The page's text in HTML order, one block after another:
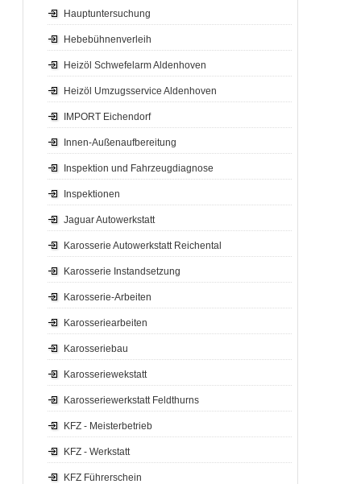
Hauptuntersuchung
Hebebühnenverleih
Heizöl Schwefelarm Aldenhoven
Heizöl Umzugsservice Aldenhoven
IMPORT Eichendorf
Innen-Außenaufbereitung
Inspektion und Fahrzeugdiagnose
Inspektionen
Jaguar Autowerkstatt
Karosserie Autowerkstatt Reichental
Karosserie Instandsetzung
Karosserie-Arbeiten
Karosseriearbeiten
Karosseriebau
Karosseriewekstatt
Karosseriewerkstatt Feldthurns
KFZ - Meisterbetrieb
KFZ - Werkstatt
KFZ Führerschein